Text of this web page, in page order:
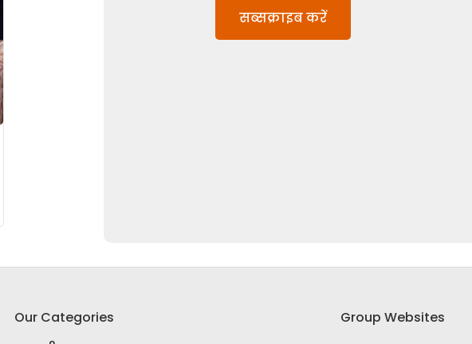
सब्सक्राइब करें
Our Categories
Group Websites